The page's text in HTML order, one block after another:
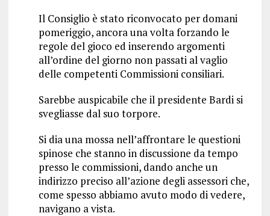
Il Consiglio è stato riconvocato per domani
pomeriggio, ancora una volta forzando le
regole del gioco ed inserendo argomenti
all’ordine del giorno non passati al vaglio
delle competenti Commissioni consiliari.
Sarebbe auspicabile che il presidente Bardi si
svegliasse dal suo torpore.
Si dia una mossa nell’affrontare le questioni
spinose che stanno in discussione da tempo
presso le commissioni, dando anche un
indirizzo preciso all’azione degli assessori che,
come spesso abbiamo avuto modo di vedere,
navigano a vista.